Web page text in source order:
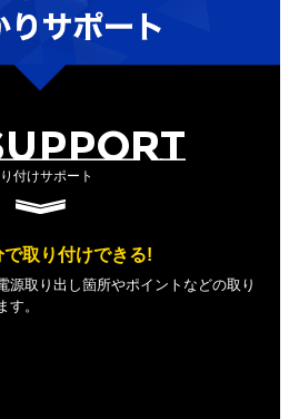
付けサポート
取り付けできる!
源取り出し箇所やポイントなどの取り
。